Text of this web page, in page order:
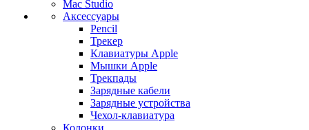
Mac Studio
Аксессуары
Pencil
Трекер
Клавиатуры Apple
Мышки Apple
Трекпады
Зарядные кабели
Зарядные устройства
Чехол-клавиатура